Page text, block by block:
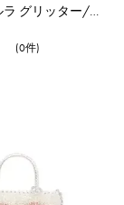
クオーリ ペルラ グリッター/スモール/フラミンゴシルバー【オンラインストア先行販売商品】
(0件)